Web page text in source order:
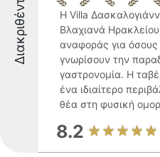
Διακριθέντες
Η Villa
Βλαχιανά
αναφοράς για όσους
γνωρίσουν την
γαστρονομία. Η
ένα ιδιαίτερο
θέα στη φυσική
8.2